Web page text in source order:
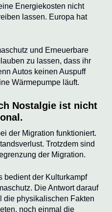
Energiekosten nicht
lassen. Europa hat
und Erneuerbare
zu lassen, dass ihr
Autos keinen Auspuff
Wärmepumpe läuft.
Nostalgie ist nicht
der Migration funktioniert.
Trotzdem sind
der Migration.
bedient der Kulturkampf
Die Antwort darauf
die physikalischen Fakten
noch einmal die